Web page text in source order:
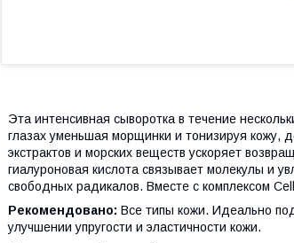
Эта интенсивная сыворотка в течение
глазах уменьшая морщинки и тонизируя кожу,
экстрактов и морских веществ ускоряет
гиалуроновая кислота связывает молекулы и
свободных радикалов. Вместе с комплексом
Рекомендовано: Все типы кожи. Идеально
улучшении упругости и эластичности кожи.